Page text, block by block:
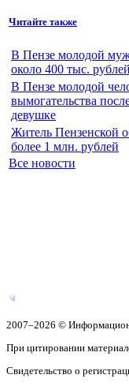
Читайте также
В Пензе молодой
около 400 тыс. рублей
В Пензе молодой
вымогательства
девушке
Житель Пензенской
более 1 млн. рублей
Все новости
2007–2026 ©
При цитировании
Свидетельство о